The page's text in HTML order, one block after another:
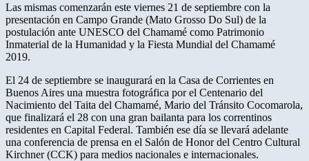
Las mismas comenzarán este viernes 21 de septiembre con la
presentación en Campo Grande (Mato Grosso Do Sul) de la
postulación ante UNESCO del Chamamé como Patrimonio
Inmaterial de la Humanidad y la Fiesta Mundial del Chamamé
2019.
El 24 de septiembre se inaugurará en la Casa de Corrientes en
Buenos Aires una muestra fotográfica por el Centenario del
Nacimiento del Taita del Chamamé, Mario del Tránsito Cocomarola,
que finalizará el 28 con una gran bailanta para los correntinos
residentes en Capital Federal. También ese día se llevará adelante
una conferencia de prensa en el Salón de Honor del Centro Cultural
Kirchner (CCK) para medios nacionales e internacionales.